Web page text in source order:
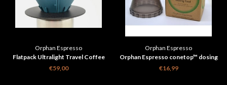
Orphan Espresso
Flatpack Ultralight Travel Coffee
Dripper met Tyvek tasje
€59,00
Orphan Espresso
Orphan Espresso conetop™ dosing
tool
€16,99